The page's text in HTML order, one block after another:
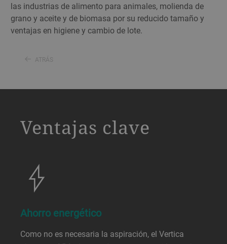
las industrias de alimento para animales, molienda de
grano y aceite y de biomasa por su reducido tamaño y
ventajas en higiene y cambio de lote.
ATRÁS
Ventajas clave
Ahorro energético
Como no es necesaria la aspiración, el Vertica